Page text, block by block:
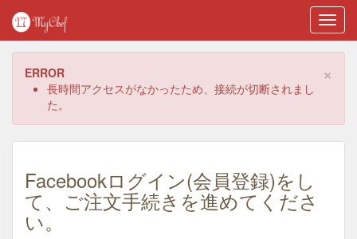
×
ERROR
長時間アクセスがなかったため、接続が切断されまし
た。
Facebookログイン(会員登録)をし
て、ご注文手続きを進めてくださ
い。